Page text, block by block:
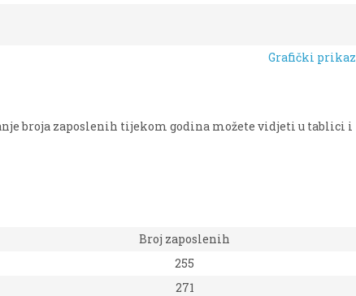
Grafički prikaz
broja zaposlenih tijekom godina možete vidjeti u tablici i
Broj zaposlenih
255
271